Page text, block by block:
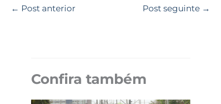
← Post anterior Post seguinte →
Confira também